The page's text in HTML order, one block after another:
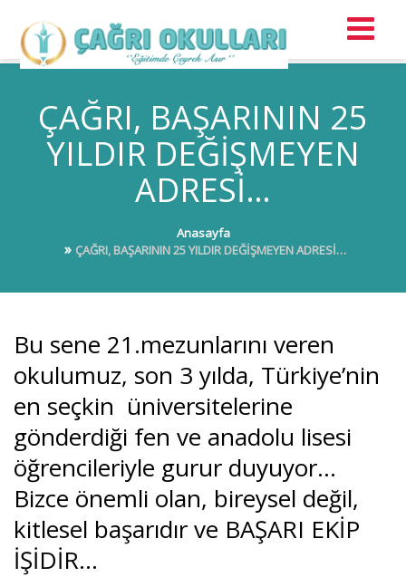
ÇAĞRI, BAŞARININ 25
YILDIR DEĞİŞMEYEN
ADRESİ…
Anasayfa
ÇAĞRI, BAŞARININ 25 YILDIR DEĞİŞMEYEN ADRESİ…
Bu sene 21.mezunlarını veren
okulumuz, son 3 yılda, Türkiye’nin
en seçkin üniversitelerine
gönderdiği fen ve anadolu lisesi
öğrencileriyle gurur duyuyor…
Bizce önemli olan, bireysel değil,
kitlesel başarıdır ve BAŞARI EKİP
İŞİDİR…